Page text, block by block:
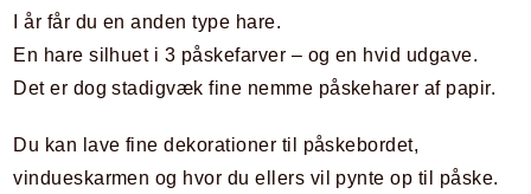
I år får du en anden type hare.
En hare silhuet i 3 påskefarver – og en hvid udgave.
Det er dog stadigvæk fine nemme påskeharer af papir.
Du kan lave fine dekorationer til påskebordet,
vindueskarmen og hvor du ellers vil pynte op til påske.